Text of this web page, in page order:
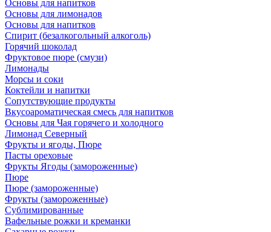
Основы для напитков
Основы для лимонадов
Основы для напитков
Спирит (безалкогольный алкоголь)
Горячий шоколад
Фруктовое пюре (смузи)
Лимонады
Морсы и соки
Коктейли и напитки
Сопутствующие продукты
Вкусоароматическая смесь для напитков
Основы для Чая горячего и холодного
Лимонад Северный
Фрукты и ягоды, Пюре
Пасты ореховые
Фрукты Ягоды (замороженные)
Пюре
Пюре (замороженные)
Фрукты (замороженные)
Сублимированные
Вафельные рожки и креманки